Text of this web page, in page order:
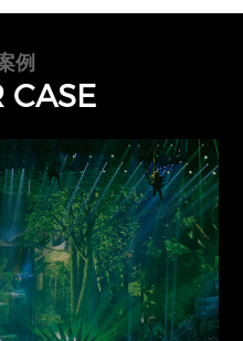
例
CASE